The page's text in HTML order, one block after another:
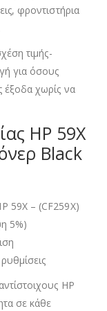
φροντιστήρια
τιμής-
για όσους
έξοδα χωρίς να
HP 59X
Black
59X – (CF259X)
5%)
HP
σε κάθε